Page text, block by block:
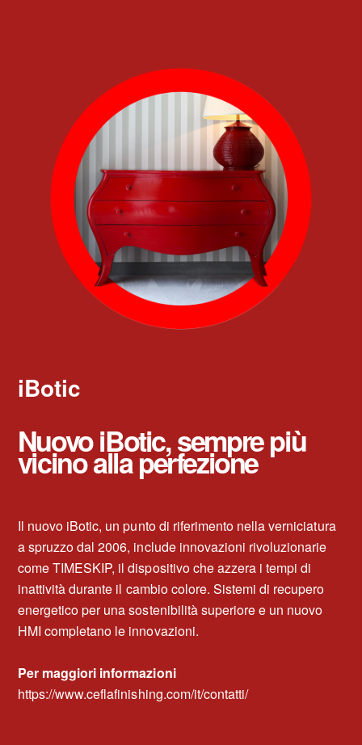
iBotic
Nuovo iBotic, sempre più
vicino alla perfezione
Il nuovo iBotic, un punto di riferimento nella verniciatura
a spruzzo dal 2006, include innovazioni rivoluzionarie
come TIMESKIP, il dispositivo che azzera i tempi di
inattività durante il cambio colore. Sistemi di recupero
energetico per una sostenibilità superiore e un nuovo
HMI completano le innovazioni.
Per maggiori informazioni
https://www.ceflafinishing.com/it/contatti/